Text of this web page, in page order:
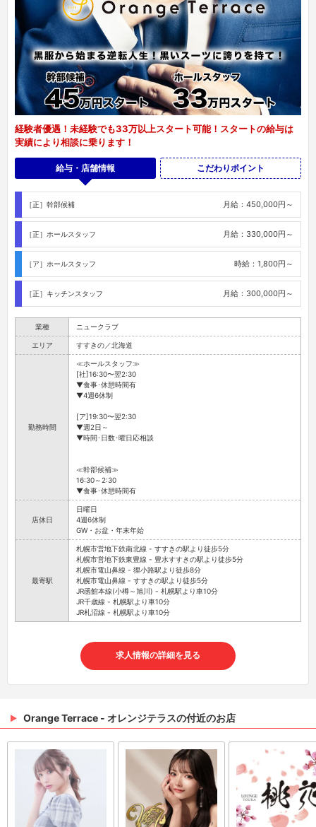
経験者優遇！未経験でも33万以上スタート可能！スタートの給与は
実績により相談に乗ります！
給与・店舗情報 こだわりポイント
［正］幹部候補 月給：450,000円～
［正］ホールスタッフ 月給：330,000円～
［ア］ホールスタッフ 時給：1,800円～
［正］キッチンスタッフ 月給：300,000円～
業種 ニュークラブ
エリア すすきの／北海道
勤務時間
≪ホールスタッフ≫
[社]16:30〜翌2:30
▼食事･休憩時間有
▼4週6休制
[ア]19:30〜翌2:30
▼週2日～
▼時間･日数･曜日応相談
≪幹部候補≫
16:30～2:30
▼食事･休憩時間有
店休日
日曜日
4週6休制
GW・お盆・年末年始
最寄駅
札幌市営地下鉄南北線 - すすきの駅より徒歩5分
札幌市営地下鉄東豊線 - 豊水すすきの駅より徒歩5分
札幌市電山鼻線 - 狸小路駅より徒歩8分
札幌市電山鼻線 - すすきの駅より徒歩5分
JR函館本線(小樽～旭川) - 札幌駅より車10分
JR千歳線 - 札幌駅より車10分
JR札沼線 - 札幌駅より車10分
求人情報の詳細を見る
Orange Terrace - オレンジテラスの付近のお店